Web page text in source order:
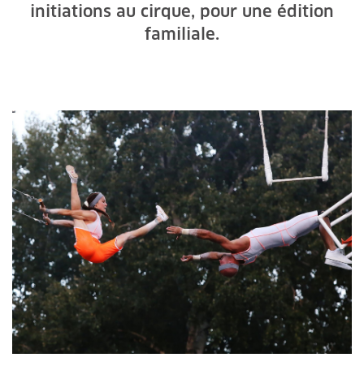
initiations au cirque, pour une édition
familiale.